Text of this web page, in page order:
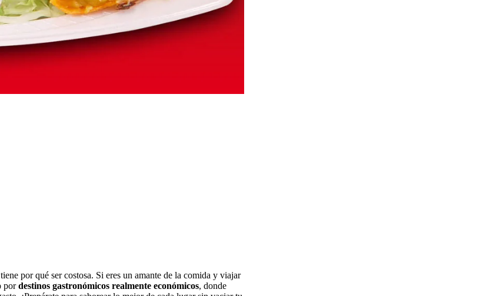
por qué ser costosa. Si eres un amante de la comida y viajar
pordestinos gastronómicos realmente económicos, donde